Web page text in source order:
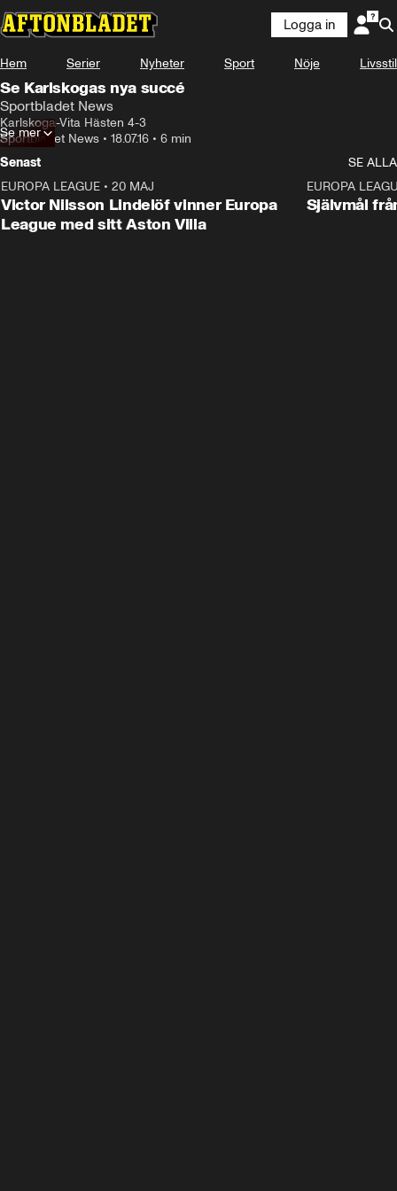
Logga in
Hem Serier Nyheter Sport Nöje Livsstil
Se Karlskogas nya succé
Sportbladet News
Karlskoga-Vita Hästen 4-3
Sportbladet News • 18.07.16 • 6 min
Se mer
Senast
SE ALLA
EUROPA LEAGUE • 20 MAJ
Victor Nilsson Lindelöf vinner Europa
League med sitt Aston Villa
EUROPA
Självmål